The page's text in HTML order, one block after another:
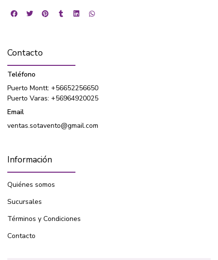
Contacto
Teléfono
Puerto Montt: +56652256650
Puerto Varas: +56964920025
Email
ventas.sotavento@gmail.com
Información
Quiénes somos
Sucursales
Términos y Condiciones
Contacto